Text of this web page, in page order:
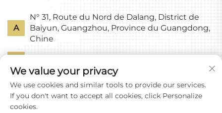
A
N° 31, Route du Nord de Dalang, District de
Baiyun, Guangzhou, Province du Guangdong,
Chine
E [email protected]
We value your privacy
We use cookies and similar tools to provide our services.
If you don't want to accept all cookies, click Personalize
cookies.